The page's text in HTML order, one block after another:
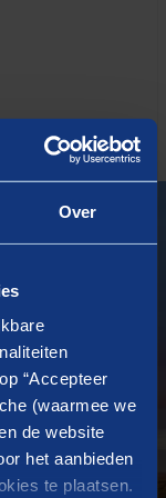
Over
“Accepteer
(waarmee we
de website
het aanbieden
te plaatsen.